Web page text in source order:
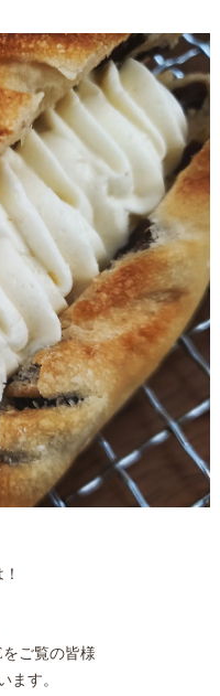
ご覧の皆様
ます。